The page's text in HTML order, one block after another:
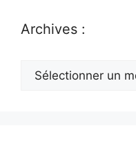
Archives :
Archives